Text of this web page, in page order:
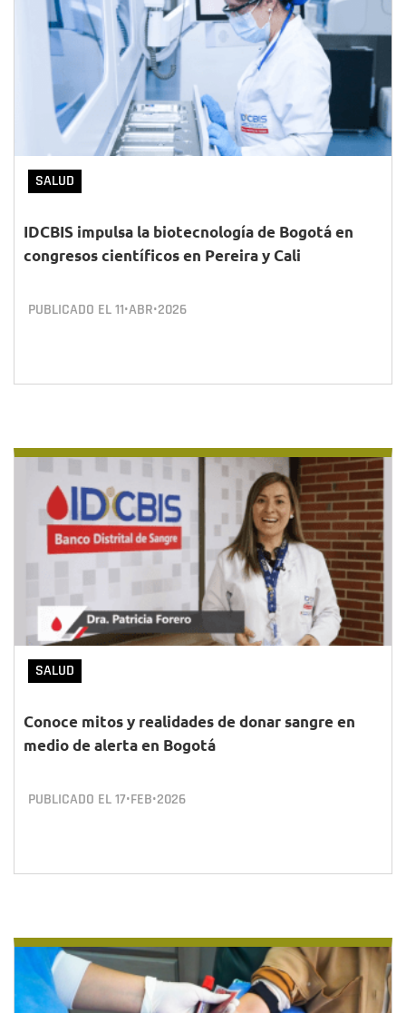
SALUD
IDCBIS impulsa la biotecnología de Bogotá en
congresos científicos en Pereira y Cali
PUBLICADO EL11•ABR•2026
SALUD
Conoce mitos y realidades de donar sangre en
medio de alerta en Bogotá
PUBLICADO EL17•FEB•2026